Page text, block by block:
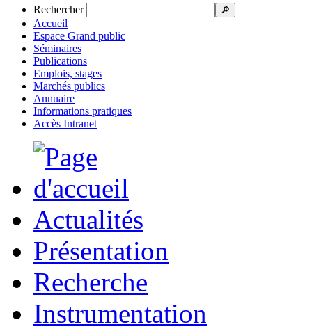
Rechercher 🔎
Accueil
Espace Grand public
Séminaires
Publications
Emplois, stages
Marchés publics
Annuaire
Informations pratiques
Accès Intranet
Actualités
Présentation
Recherche
Instrumentation